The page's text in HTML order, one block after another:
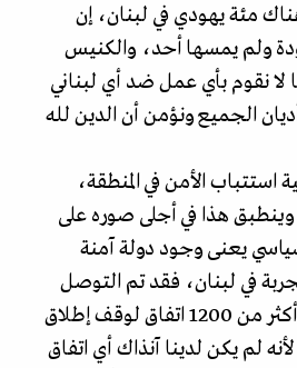
مئة يهودي في لبنان، إن
ولم يمسها أحد، والكنيس
لا نقوم بأي عمل ضد أي لبناني
الجميع ونؤمن أن الدين لله
الأمن في المنطقة،
هذا في أجلى صوره على
يعنى وجود دولة آمنة
في لبنان، فقد تم التوصل
خلال سنوات الحرب إلى أكثر من 1200 اتفاق لوقف إطلاق
لم يكن لدينا آنذاك أي اتفاق